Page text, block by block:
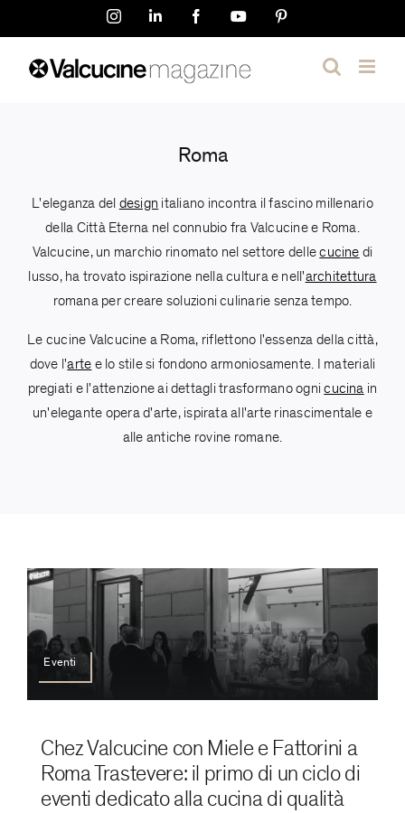
al
contenuto
InstagramLinkedInFacebookYouTube
Roma
L'eleganza del design italiano incontra il fascino millenario
della Città Eterna nel connubio fra Valcucine e Roma.
Valcucine, un marchio rinomato nel settore dellecucine di
lusso, ha trovato ispirazione nella cultura e nell'architettura
romana per creare soluzioni culinarie senza tempo.
Le cucine Valcucine a Roma, riflettono l'essenza della città,
dove l'arte e lo stile si fondono armoniosamente. I materiali
pregiati e l'attenzione ai dettagli trasformano ognicucina in
un'elegante opera d'arte, ispirata all'arte rinascimentale e
alle antiche rovine romane.
Eventi
Chez Valcucine con Miele e Fattorini a
Roma Trastevere: il primo di un ciclo di
eventi dedicato alla cucina di qualità